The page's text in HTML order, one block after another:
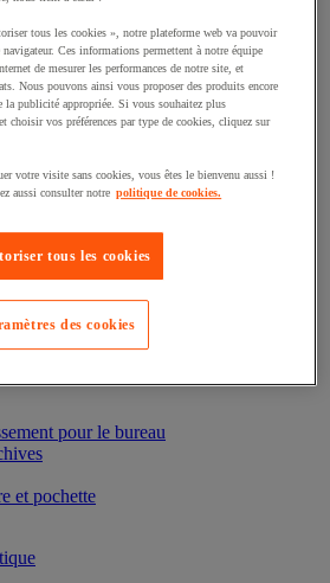
Hi-Fi
et vidéoprojection
professionnels
vidéo
dynamique et interactif
traitement de l'air
pour le bureau
et pochette
tous les cookies », notre plateforme web va pouvoir
navigateur. Ces informations permettent à notre équipe
de mesurer les performances de notre site, et
Nous pouvons ainsi vous proposer des produits encore
la publicité appropriée. Si vous souhaitez plus
choisir vos préférences par type de cookies, cliquez sur
votre visite sans cookies, vous êtes le bienvenu aussi !
aussi consulter notre politique de cookies.
tous les cookies
des cookies